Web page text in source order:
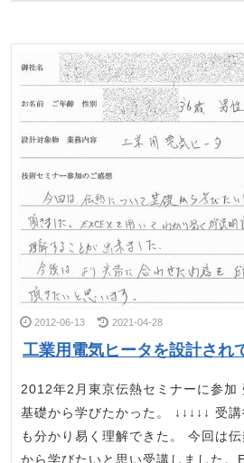
2012-06-13 2021-04-28
工業用電気ヒータを設計され
2012年2月東京伝熱セミナーに参加
基礎から学びたかった。 ↓↓↓↓↓ 受
も分かり易く理解できた。 今回は
から学びたいと思い受講しました。